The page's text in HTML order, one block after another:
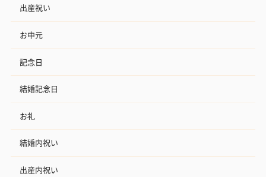
出産祝い
お中元
記念日
結婚記念日
お礼
結婚内祝い
出産内祝い